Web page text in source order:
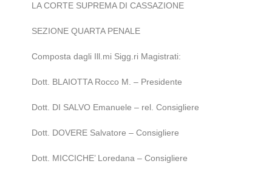
LA CORTE SUPREMA DI CASSAZIONE
SEZIONE QUARTA PENALE
Composta dagli Ill.mi Sigg.ri Magistrati:
Dott. BLAIOTTA Rocco M. – Presidente
Dott. DI SALVO Emanuele – rel. Consigliere
Dott. DOVERE Salvatore – Consigliere
Dott. MICCICHE’ Loredana – Consigliere